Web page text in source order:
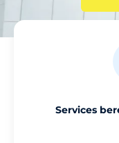
Services